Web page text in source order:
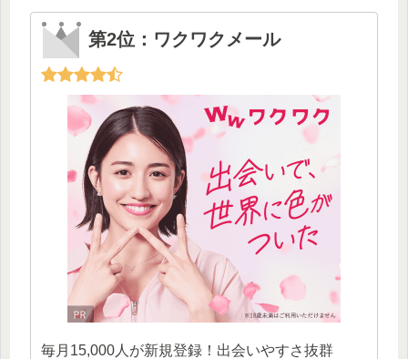
第2位：ワクワクメール
毎月15,000人が新規登録！出会いやすさ抜群